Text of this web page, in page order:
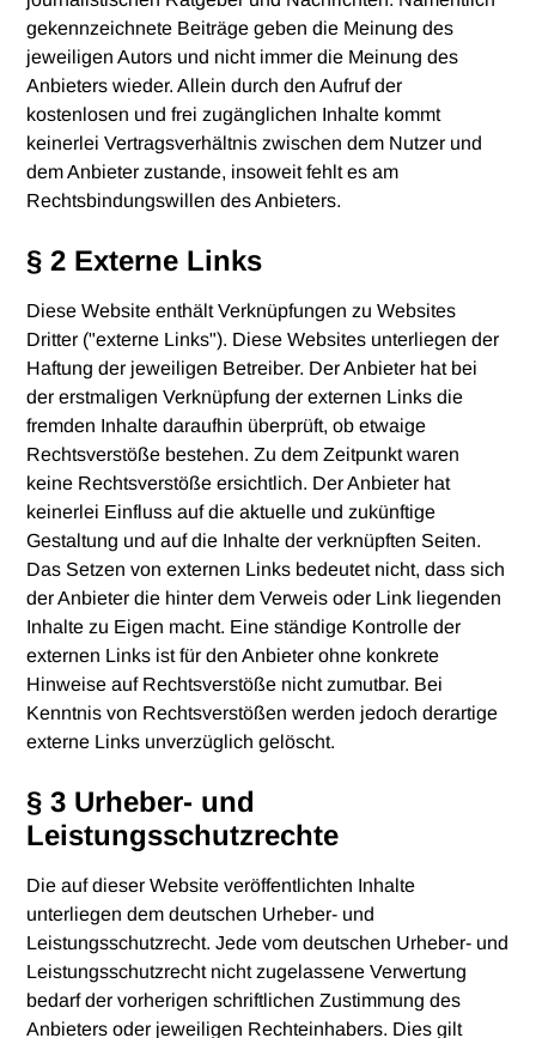
gekennzeichnete Beiträge geben die Meinung des
jeweiligen Autors und nicht immer die Meinung des
Anbieters wieder. Allein durch den Aufruf der
kostenlosen und frei zugänglichen Inhalte kommt
keinerlei Vertragsverhältnis zwischen dem Nutzer und
dem Anbieter zustande, insoweit fehlt es am
Rechtsbindungswillen des Anbieters.
§ 2 Externe Links
Diese Website enthält Verknüpfungen zu Websites
Dritter ("externe Links"). Diese Websites unterliegen der
Haftung der jeweiligen Betreiber. Der Anbieter hat bei
der erstmaligen Verknüpfung der externen Links die
fremden Inhalte daraufhin überprüft, ob etwaige
Rechtsverstöße bestehen. Zu dem Zeitpunkt waren
keine Rechtsverstöße ersichtlich. Der Anbieter hat
keinerlei Einfluss auf die aktuelle und zukünftige
Gestaltung und auf die Inhalte der verknüpften Seiten.
Das Setzen von externen Links bedeutet nicht, dass sich
der Anbieter die hinter dem Verweis oder Link liegenden
Inhalte zu Eigen macht. Eine ständige Kontrolle der
externen Links ist für den Anbieter ohne konkrete
Hinweise auf Rechtsverstöße nicht zumutbar. Bei
Kenntnis von Rechtsverstößen werden jedoch derartige
externe Links unverzüglich gelöscht.
§ 3 Urheber- und
Leistungsschutzrechte
Die auf dieser Website veröffentlichten Inhalte
unterliegen dem deutschen Urheber- und
Leistungsschutzrecht. Jede vom deutschen Urheber- und
Leistungsschutzrecht nicht zugelassene Verwertung
bedarf der vorherigen schriftlichen Zustimmung des
Anbieters oder jeweiligen Rechteinhabers. Dies gilt